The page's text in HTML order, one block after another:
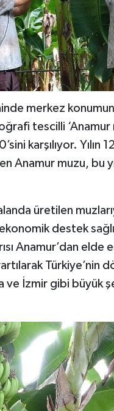
merkez
tescilli
karşılıyor. Yılın
Anamur muzu, bu
üretilen
destek
Anamur’dan elde
Türkiye’nin
ve İzmir gibi büyük